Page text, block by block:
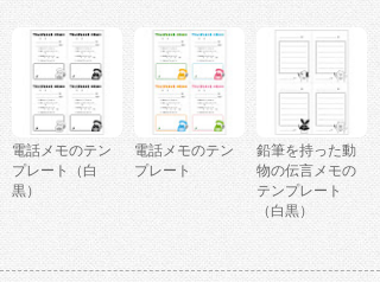
電話メモのテン
プレート（白
黒）
電話メモのテン
プレート
鉛筆を持った動
物の伝言メモの
テンプレート
（白黒）